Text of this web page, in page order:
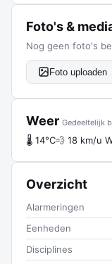
Foto's &
Nog geen foto's
Foto uploaden
Weer Gedeeltelijk
🌡 14°C💨 18 km/u
Overzicht
Alarmeringen
Eenheden
Disciplines